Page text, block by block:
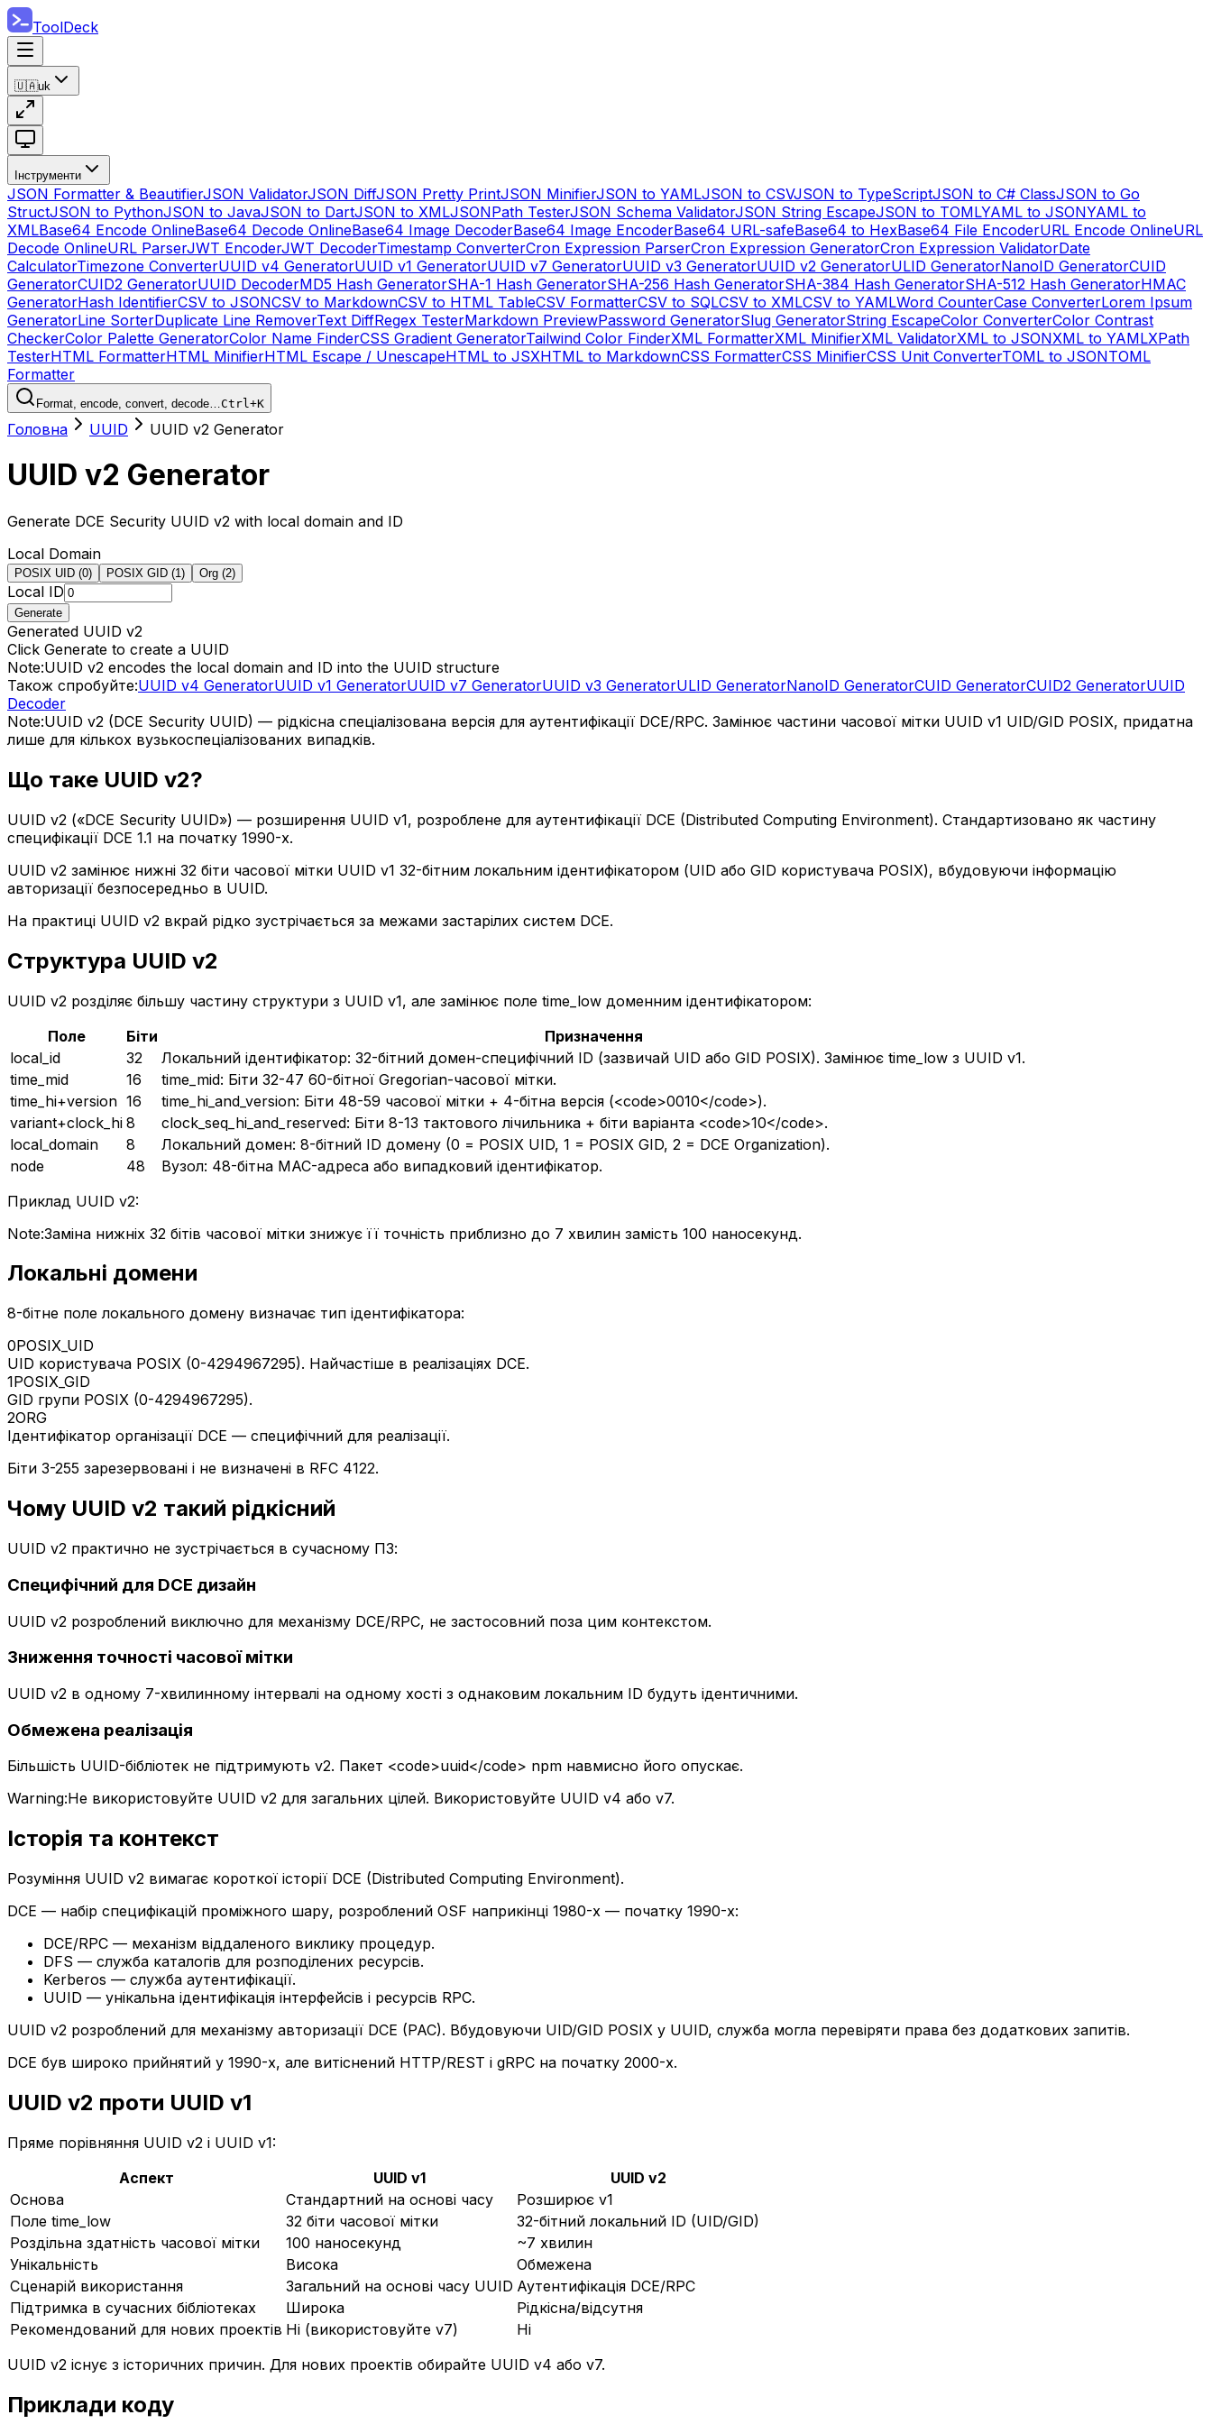
ToolDeck
🇺🇦uk
Інструменти
JSON Formatter & BeautifierJSON ValidatorJSON DiffJSON Pretty PrintJSON MinifierJSON to YAMLJSON to CSVJSON to TypeScriptJSON to C# ClassJSON to Go
StructJSON to PythonJSON to JavaJSON to DartJSON to XMLJSONPath TesterJSON Schema ValidatorJSON String EscapeJSON to TOMLYAML to JSONYAML to
XMLBase64 Encode OnlineBase64 Decode OnlineBase64 Image DecoderBase64 Image EncoderBase64 URL-safeBase64 to HexBase64 File EncoderURL Encode OnlineURL
Decode OnlineURL ParserJWT EncoderJWT DecoderTimestamp ConverterCron Expression ParserCron Expression GeneratorCron Expression ValidatorDate
CalculatorTimezone ConverterUUID v4 GeneratorUUID v1 GeneratorUUID v7 GeneratorUUID v3 GeneratorUUID v2 GeneratorULID GeneratorNanoID GeneratorCUID
GeneratorCUID2 GeneratorUUID DecoderMD5 Hash GeneratorSHA-1 Hash GeneratorSHA-256 Hash GeneratorSHA-384 Hash GeneratorSHA-512 Hash GeneratorHMAC
GeneratorHash IdentifierCSV to JSONCSV to MarkdownCSV to HTML TableCSV FormatterCSV to SQLCSV to XMLCSV to YAMLWord CounterCase ConverterLorem Ipsum
GeneratorLine SorterDuplicate Line RemoverText DiffRegex TesterMarkdown PreviewPassword GeneratorSlug GeneratorString EscapeColor ConverterColor Contrast
CheckerColor Palette GeneratorColor Name FinderCSS Gradient GeneratorTailwind Color FinderXML FormatterXML MinifierXML ValidatorXML to JSONXML to YAMLXPath
TesterHTML FormatterHTML MinifierHTML Escape / UnescapeHTML to JSXHTML to MarkdownCSS FormatterCSS MinifierCSS Unit ConverterTOML to JSONTOML
Formatter
Format, encode, convert, decode…Ctrl+K
Головна UUID UUID v2 Generator
UUID v2 Generator
Generate DCE Security UUID v2 with local domain and ID
Local Domain
POSIX UID (0) POSIX GID (1) Org (2)
Local ID
Generate
Generated UUID v2
Click Generate to create a UUID
Note:UUID v2 encodes the local domain and ID into the UUID structure
Також спробуйте:UUID v4 GeneratorUUID v1 GeneratorUUID v7 GeneratorUUID v3 GeneratorULID GeneratorNanoID GeneratorCUID GeneratorCUID2 GeneratorUUID
Decoder
Note:UUID v2 (DCE Security UUID) — рідкісна спеціалізована версія для аутентифікації DCE/RPC. Замінює частини часової мітки UUID v1 UID/GID POSIX, придатна
лише для кількох вузькоспеціалізованих випадків.
Що таке UUID v2?
UUID v2 («DCE Security UUID») — розширення UUID v1, розроблене для аутентифікації DCE (Distributed Computing Environment). Стандартизовано як частину
специфікації DCE 1.1 на початку 1990-х.
UUID v2 замінює нижні 32 біти часової мітки UUID v1 32-бітним локальним ідентифікатором (UID або GID користувача POSIX), вбудовуючи інформацію
авторизації безпосередньо в UUID.
На практиці UUID v2 вкрай рідко зустрічається за межами застарілих систем DCE.
Структура UUID v2
UUID v2 розділяє більшу частину структури з UUID v1, але замінює поле time_low доменним ідентифікатором:
Поле
Біти
Призначення
local_id
32
Локальний ідентифікатор: 32-бітний домен-специфічний ID (зазвичай UID або GID POSIX). Замінює time_low з UUID v1.
time_mid
16
time_mid: Біти 32-47 60-бітної Gregorian-часової мітки.
time_hi+version 16
time_hi_and_version: Біти 48-59 часової мітки + 4-бітна версія (<code>0010</code>).
variant+clock_hi 8
clock_seq_hi_and_reserved: Біти 8-13 тактового лічильника + біти варіанта <code>10</code>.
local_domain
8
Локальний домен: 8-бітний ID домену (0 = POSIX UID, 1 = POSIX GID, 2 = DCE Organization).
node
48
Вузол: 48-бітна MAC-адреса або випадковий ідентифікатор.
Приклад UUID v2:
Note:Заміна нижніх 32 бітів часової мітки знижує її точність приблизно до 7 хвилин замість 100 наносекунд.
Локальні домени
8-бітне поле локального домену визначає тип ідентифікатора:
0POSIX_UID
UID користувача POSIX (0-4294967295). Найчастіше в реалізаціях DCE.
1POSIX_GID
GID групи POSIX (0-4294967295).
2ORG
Ідентифікатор організації DCE — специфічний для реалізації.
Біти 3-255 зарезервовані і не визначені в RFC 4122.
Чому UUID v2 такий рідкісний
UUID v2 практично не зустрічається в сучасному ПЗ:
Специфічний для DCE дизайн
UUID v2 розроблений виключно для механізму DCE/RPC, не застосовний поза цим контекстом.
Зниження точності часової мітки
UUID v2 в одному 7-хвилинному інтервалі на одному хості з однаковим локальним ID будуть ідентичними.
Обмежена реалізація
Більшість UUID-бібліотек не підтримують v2. Пакет <code>uuid</code> npm навмисно його опускає.
Warning:Не використовуйте UUID v2 для загальних цілей. Використовуйте UUID v4 або v7.
Історія та контекст
Розуміння UUID v2 вимагає короткої історії DCE (Distributed Computing Environment).
DCE — набір специфікацій проміжного шару, розроблений OSF наприкінці 1980-х — початку 1990-х:
DCE/RPC — механізм віддаленого виклику процедур.
DFS — служба каталогів для розподілених ресурсів.
Kerberos — служба аутентифікації.
UUID — унікальна ідентифікація інтерфейсів і ресурсів RPC.
UUID v2 розроблений для механізму авторизації DCE (PAC). Вбудовуючи UID/GID POSIX у UUID, служба могла перевіряти права без додаткових запитів.
DCE був широко прийнятий у 1990-х, але витіснений HTTP/REST і gRPC на початку 2000-х.
UUID v2 проти UUID v1
Пряме порівняння UUID v2 і UUID v1:
Аспект
UUID v1
UUID v2
Основа
Стандартний на основі часу
Розширює v1
Поле time_low
32 біти часової мітки
32-бітний локальний ID (UID/GID)
Роздільна здатність часової мітки
100 наносекунд
~7 хвилин
Унікальність
Висока
Обмежена
Сценарій використання
Загальний на основі часу UUID Аутентифікація DCE/RPC
Підтримка в сучасних бібліотеках
Широка
Рідкісна/відсутня
Рекомендований для нових проектів Ні (використовуйте v7)
Ні
UUID v2 існує з історичних причин. Для нових проектів обирайте UUID v4 або v7.
Приклади коду